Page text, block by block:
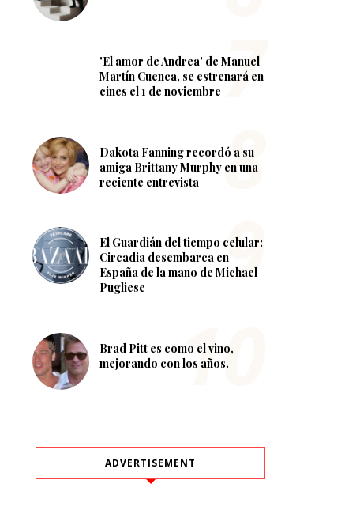
'El amor de Andrea' de Manuel
Martín Cuenca, se estrenará en
cines el 1 de noviembre
Dakota Fanning recordó a su
amiga Brittany Murphy en una
reciente entrevista
El Guardián del tiempo celular:
Circadia desembarca en
España de la mano de Michael
Pugliese
Brad Pitt es como el vino,
mejorando con los años.
ADVERTISEMENT